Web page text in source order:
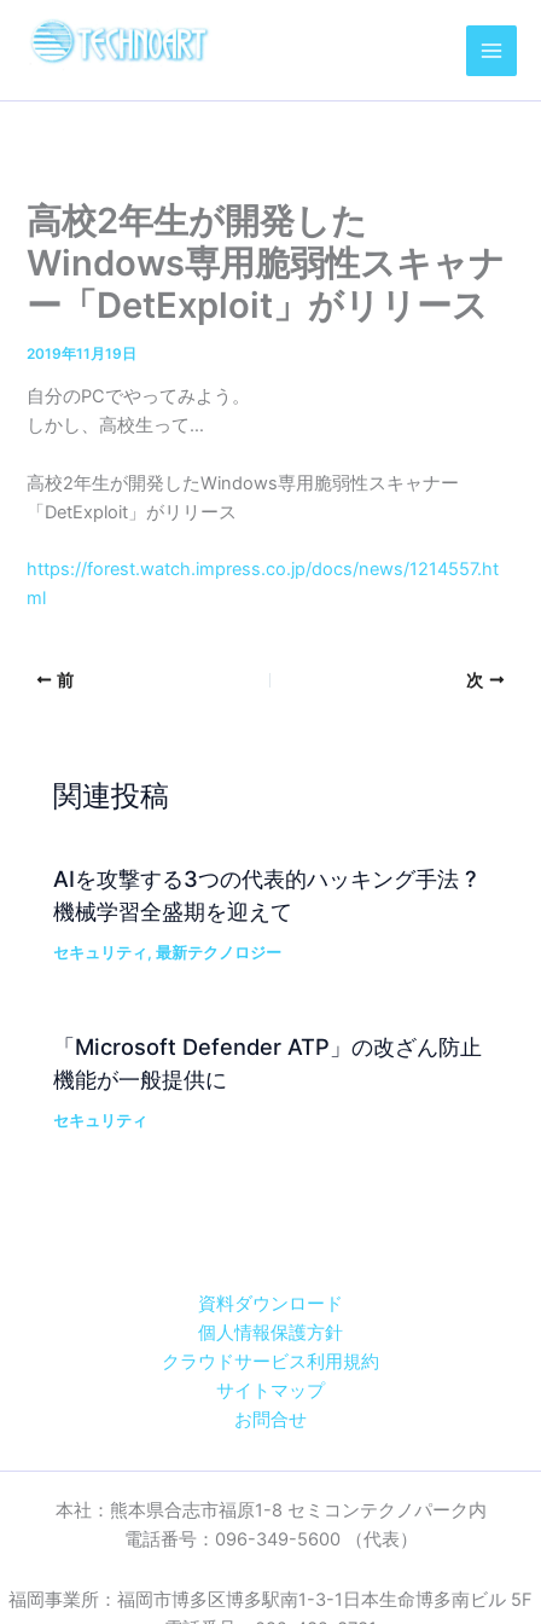
ス
高校2年生が開発した
Windows専用脆弱性スキャナ
ー「DetExploit」がリリース
2019年11月19日
自分のPCでやってみよう。
しかし、高校生って…
高校2年生が開発したWindows専用脆弱性スキャナー
「DetExploit」がリリース
https://forest.watch.impress.co.jp/docs/news/1214557.ht
ml
前 次
関連投稿
AIを攻撃する3つの代表的ハッキング手法 ?
機械学習全盛期を迎えて
セキュリティ ,最新テクノロジー
「Microsoft Defender ATP」の改ざん防止
機能が一般提供に
セキュリティ
資料ダウンロード
個人情報保護方針
クラウドサービス利用規約
サイトマップ
お問合せ
本社：熊本県合志市福原1-8 セミコンテクノパーク内
電話番号：096-349-5600 （代表）
福岡事業所：福岡市博多区博多駅南1-3-1日本生命博多南ビル 5F